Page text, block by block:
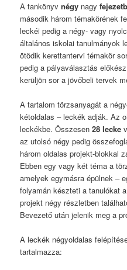
A tankönyvnégy nagy
második három témakörének
leckéi pedig a négy- vagy
általános iskolai tanulmányok
ötödik kerettantervi témakör
pedig a pályaválasztás
kerüljön sor a jövőbeli tervek
A tartalom törzsanyagát a
kétoldalas – leckék adják. Az
leckékbe. Összesen28 lecke
az utolsó négy pedig
három oldalas projekt-blokkal
Ebben egy vagy két téma a
amelyek egymásra épülnek –
folyamán készteti a tanulókat
projekt négy részletben
Bevezető után jelenik meg a
A leckék négyoldalas
tartalmazza: